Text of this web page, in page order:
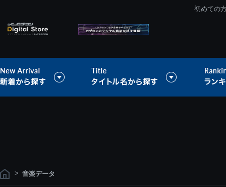
初めての
> 音楽データ